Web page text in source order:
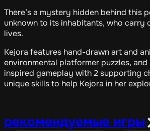
There’s a mystery hidden behind this
unknown to its inhabitants, who carry
lives.
Kejora features hand-drawn art and
environmental platformer puzzles,
inspired gameplay with 2 supporting
unique skills to help Kejora in her
рекомендуемые игры